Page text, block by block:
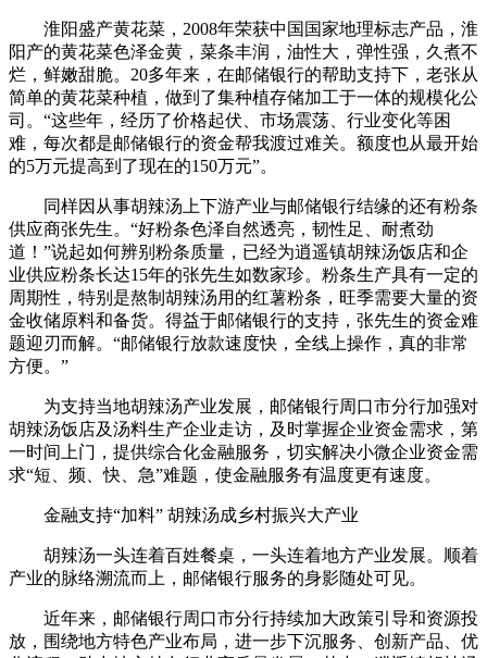
淮阳盛产黄花菜，2008年荣获中国国家地理标志产品，淮
阳产的黄花菜色泽金黄，菜条丰润，油性大，弹性强，久煮不
烂，鲜嫩甜脆。20多年来，在邮储银行的帮助支持下，老张从
简单的黄花菜种植，做到了集种植存储加工于一体的规模化公
司。“这些年，经历了价格起伏、市场震荡、行业变化等困
难，每次都是邮储银行的资金帮我渡过难关。额度也从最开始
的5万元提高到了现在的150万元”。
同样因从事胡辣汤上下游产业与邮储银行结缘的还有粉条
供应商张先生。“好粉条色泽自然透亮，韧性足、耐煮劲
道！”说起如何辨别粉条质量，已经为逍遥镇胡辣汤饭店和企
业供应粉条长达15年的张先生如数家珍。粉条生产具有一定的
周期性，特别是熬制胡辣汤用的红薯粉条，旺季需要大量的资
金收储原料和备货。得益于邮储银行的支持，张先生的资金难
题迎刃而解。“邮储银行放款速度快，全线上操作，真的非常
方便。”
为支持当地胡辣汤产业发展，邮储银行周口市分行加强对
胡辣汤饭店及汤料生产企业走访，及时掌握企业资金需求，第
一时间上门，提供综合化金融服务，切实解决小微企业资金需
求“短、频、快、急”难题，使金融服务有温度更有速度。
金融支持“加料” 胡辣汤成乡村振兴大产业
胡辣汤一头连着百姓餐桌，一头连着地方产业发展。顺着
产业的脉络溯流而上，邮储银行服务的身影随处可见。
近年来，邮储银行周口市分行持续加大政策引导和资源投
放，围绕地方特色产业布局，进一步下沉服务、创新产品、优